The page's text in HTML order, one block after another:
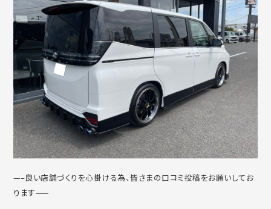
—–良い店舗づくりを心掛ける為、皆さまの口コミ投稿をお願いしてお
ります——